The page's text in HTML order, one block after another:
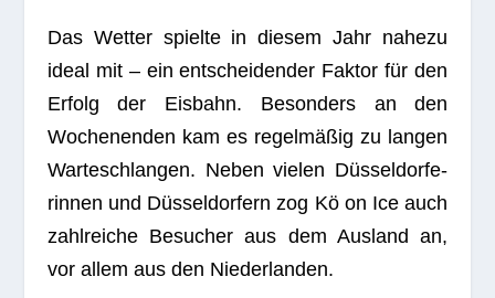
Das Wet­ter spielte in die­sem Jahr nahezu
ideal mit – ein ent­schei­den­der Fak­tor für den
Erfolg der Eis­bahn. Beson­ders an den
Wochen­en­den kam es regel­mä­ßig zu lan­gen
War­te­schlan­gen. Neben vie­len Düs­sel­dor­fe­
rin­nen und Düs­sel­dor­fern zog Kö on Ice auch
zahl­rei­che Besu­cher aus dem Aus­land an,
vor allem aus den Niederlanden.